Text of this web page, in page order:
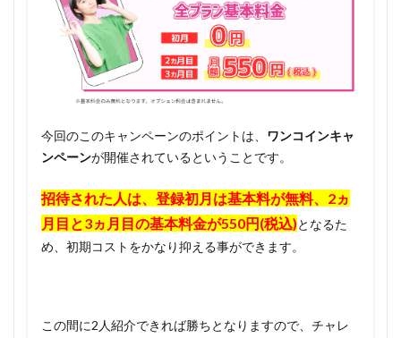
今回のこのキャンペーンのポイントは、 ワンコインキャ
ンペーンが開催されているということです。
招待された人は、登録初月は基本料が無料、2ヵ
月目と3ヵ月目の基本料金が550円(税込)となるた
め、初期コストをかなり抑える事ができます。
この間に2人紹介できれば勝ちとなりますので、チャレ